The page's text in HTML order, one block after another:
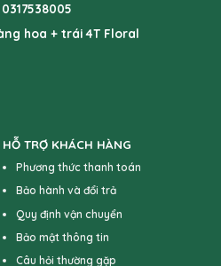
hoa + trái 4T Floral
HỖ TRỢ KHÁCH HÀNG
Phương thức thanh toán
Bảo hành và đổi trả
Quy định vận chuyển
Bảo mật thông tin
Câu hỏi thường gặp